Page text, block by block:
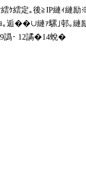
ｹ繧定｡後≧IP縺ｨ縺
｡逅��∪縺ｧ騾｣邨｡縺
譌･ 12譎�14蛻�